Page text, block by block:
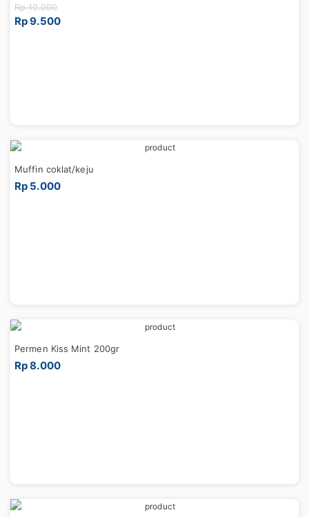
Rp 10.000
Rp 9.500
Muffin coklat/keju
Rp 5.000
Permen Kiss Mint 200gr
Rp 8.000